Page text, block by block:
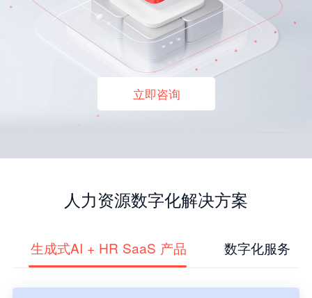
立即咨询
人力资源数字化解决方案
生成式AI + HR SaaS 产品 数字化服务